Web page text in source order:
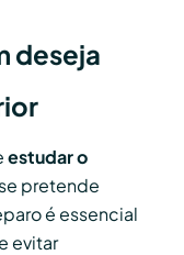
deseja
estudar o
pretende
é essencial
evitar